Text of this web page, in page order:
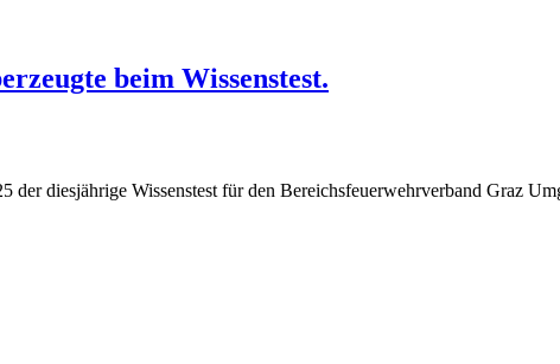
beim Wissenstest.
der diesjährige Wissenstest für den Bereichsfeuerwehrverband Graz